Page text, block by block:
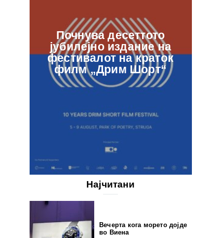
Почнува десеттото
јубилејно издание на
фестивалот на краток
филм „Дрим Шорт“
Најчитани
Вечерта кога морето дојде
во Виена